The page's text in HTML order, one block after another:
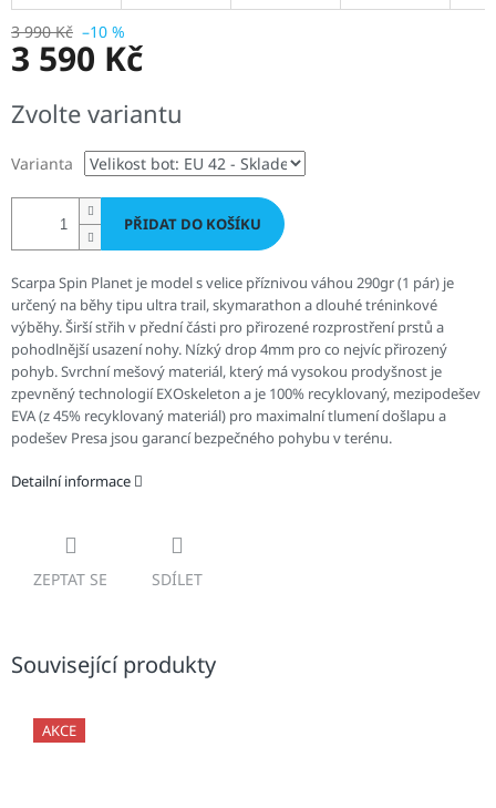
3 990 Kč –10 %
3 590 Kč
cena:
Zvolte variantu
Varianta
PŘIDAT DO KOŠÍKU
Scarpa Spin Planet je model s velice příznivou váhou 290gr (1 pár) je
určený na běhy tipu ultra trail, skymarathon a dlouhé tréninkové
výběhy. Širší střih v přední části pro přirozené rozprostření prstů a
pohodlnější usazení nohy. Nízký drop 4mm pro co nejvíc přirozený
pohyb. Svrchní mešový materiál, který má vysokou prodyšnost je
zpevněný technologií EXOskeleton a je 100% recyklovaný, mezipodešev
EVA (z 45% recyklovaný materiál) pro maximalní tlumení došlapu a
podešev Presa jsou garancí bezpečného pohybu v terénu.
Detailní informace
ZEPTAT SE SDÍLET
Související produkty
AKCE